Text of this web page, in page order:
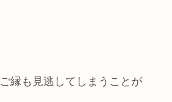
縁も見逃してしまうことが